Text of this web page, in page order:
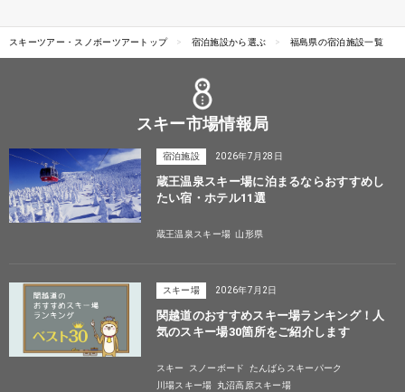
スキーツアー・スノボーツアートップ 宿泊施設から選ぶ 福島県の宿泊施設一覧
スキー市場情報局
宿泊施設 2026年7月28日
蔵王温泉スキー場に泊まるならおすすめし
たい宿・ホテル11選
蔵王温泉スキー場 山形県
スキー場 2026年7月2日
関越道のおすすめスキー場ランキング！人
気のスキー場30箇所をご紹介します
スキー スノーボード
たんばらスキーパーク
川場スキー場
丸沼高原スキー場